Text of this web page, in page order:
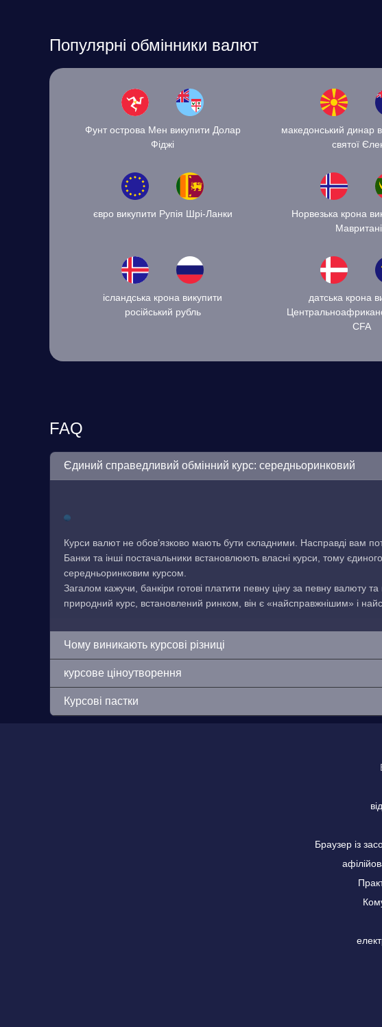
Популярні обмінники валют
Фунт острова Мен викупити Долар
Фіджі
македонський динар
святої
євро викупити Рупія Шрі-Ланки
Норвезька крона
ісландська крона викупити
російський рубль
датська крона
CFA
FAQ
Єдиний справедливий обмінний курс: середньоринковий
Курси валют не обов’язково мають бути складними. Насправді вам
Банки та інші постачальники встановлюють власні курси, тому
середньоринковим курсом.
Загалом кажучи, банкіри готові платити певну ціну за певну валюту
природний курс, встановлений ринком, він є «найсправжнішим» і
Чому виникають курсові різниці
курсове ціноутворення
Курсові пастки
Браузер із